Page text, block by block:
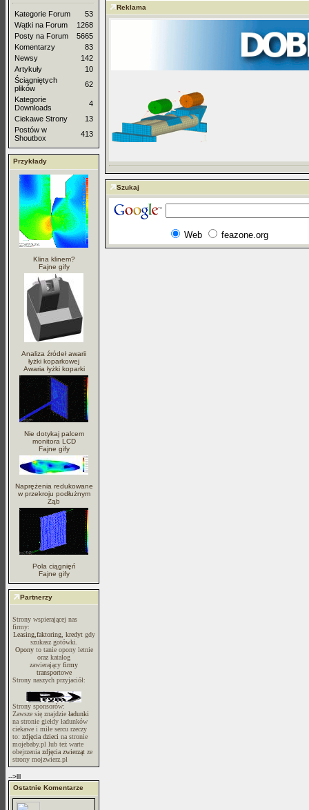
Kategorie Forum
53
Wątki na Forum
1268
Posty na Forum
5665
Komentarzy
83
Newsy
142
Artykuły
10
Ściągniętych
plików
62
Kategorie
Downloads
4
Ciekawe Strony
13
Postów w
Shoutbox
413
Przykłady
Klina klinem?
Fajne gify
Analiza źródeł awarii
łyżki koparkowej
Awaria łyżki koparki
Nie dotykaj palcem
monitora LCD
Fajne gify
Naprężenia redukowane
w przekroju podłużnym
Ząb
Pola ciągnięń
Fajne gify
Partnerzy
Strony wspierającej nas
firmy:
Leasing,faktoring, kredytgdy
szukasz gotówki.
Oponyto tanie opony letnie
oraz katalog
zawierający firmy
transportowe
Strony naszych przyjaciół:
Strony sponsorów:
Zawsze się znajdzie ładunki
na stronie giełdy ładunków
ciekawe i miłe sercu rzeczy
to: zdjęcia dzieci na stronie
mojebaby.pl lub też warte
obejrzenia zdjęcia zwierząt ze
strony mojzwierz.pl
-->lll
Ostatnie Komentarze
Reklama
Szukaj
Web feazone.org